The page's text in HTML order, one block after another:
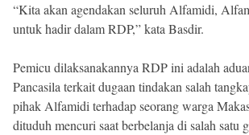
“Kita akan agendakan seluruh Alfamidi,
untuk hadir dalam RDP,” kata Basdir.
Pemicu dilaksanakannya RDP ini adalah
Pancasila terkait dugaan tindakan salah
pihak Alfamidi terhadap seorang warga
dituduh mencuri saat berbelanja di salah satu